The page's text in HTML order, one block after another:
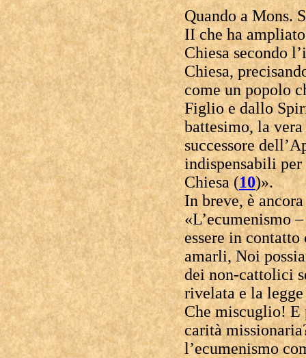
Quando a Mons.
II che ha
Chiesa secondo
Chiesa,
come un popolo
Figlio e dallo
battesimo, la
successore
indispensabili per
Chiesa (10)».
In breve, è
«L’ecumenismo
essere in
amarli, Noi
dei non-cattolici
rivelata e la
Che miscuglio! E
carità
l’ecumenismo